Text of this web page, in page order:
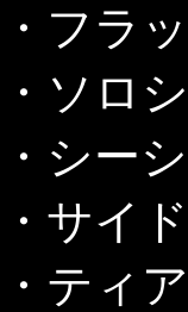
・フラ
・ソロ
・シー
・サイ
・ティ